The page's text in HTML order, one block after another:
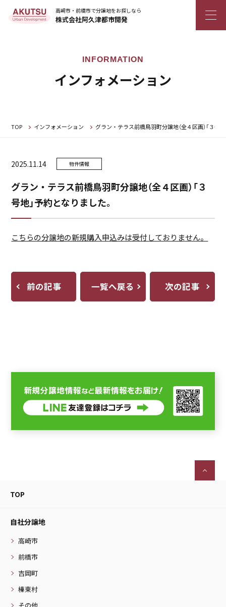
高崎市・前橋市で分譲地をお探しなら
株式会社阿久津都市開発
インフォメーション
TOP インフォメーション グラン・テラス前橋鳥羽町分譲地（全４区画）「３号
2025.11.14 物件情報
グラン・テラス前橋鳥羽町分譲地（全４区画）「３
号地」予約となりました。
こちらの分譲地の新規購入申込みは受付しておりません。
前の記事 一覧へ戻る 次の記事
TOP
自社分譲地
高崎市
前橋市
吉岡町
榛東村